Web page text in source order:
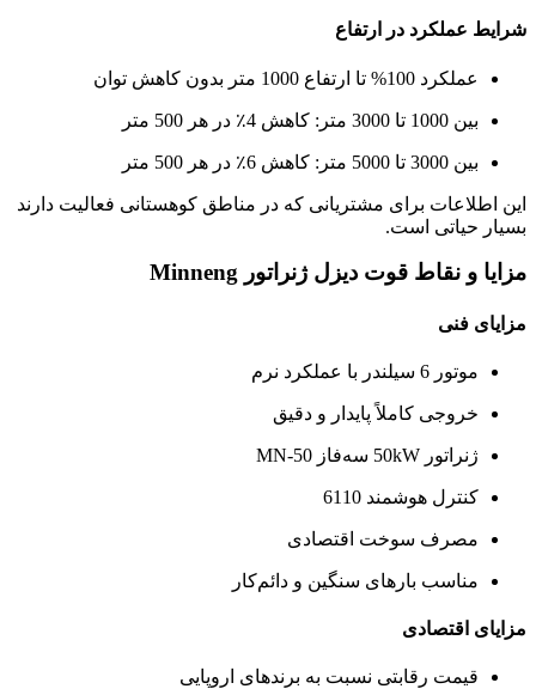
شرایط عملکرد در ارتفاع
عملکرد 100% تا ارتفاع 1000 متر بدون کاهش توان
بین 1000 تا 3000 متر: کاهش 4٪ در هر 500 متر
بین 3000 تا 5000 متر: کاهش 6٪ در هر 500 متر
این اطلاعات برای مشتریانی که در مناطق کوهستانی فعالیت دارند
بسیار حیاتی است.
مزایا و نقاط قوت دیزل ژنراتور Minneng
مزایای فنی
موتور 6 سیلندر با عملکرد نرم
خروجی کاملاً پایدار و دقیق
ژنراتور 50kW سه‌فاز MN-50
کنترل هوشمند 6110
مصرف سوخت اقتصادی
مناسب بارهای سنگین و دائم‌کار
مزایای اقتصادی
قیمت رقابتی نسبت به برندهای اروپایی